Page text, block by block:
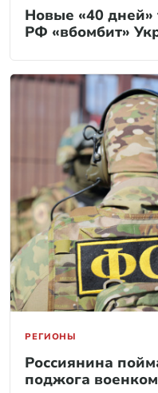
Новые «40 дней»
РФ «вбомбит»
РЕГИОНЫ
Россиянина
поджога